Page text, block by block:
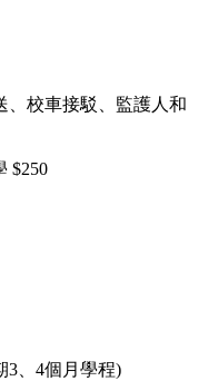
、校車接駁、監護人和
$250
3、4個月學程)